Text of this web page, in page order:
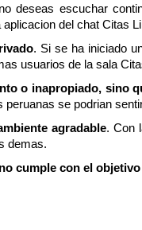
deseas escuchar
del chat Citas
. Si se ha iniciado
usuarios de la sala
o inapropiado, sino
se podrian
agradable. Con
demas.
cumple con el